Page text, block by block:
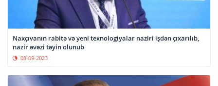
Naxçıvanın rabitə və yeni texnologiyalar naziri işdən çıxarılıb,
nazir əvəzi təyin olunub
08-09-2023